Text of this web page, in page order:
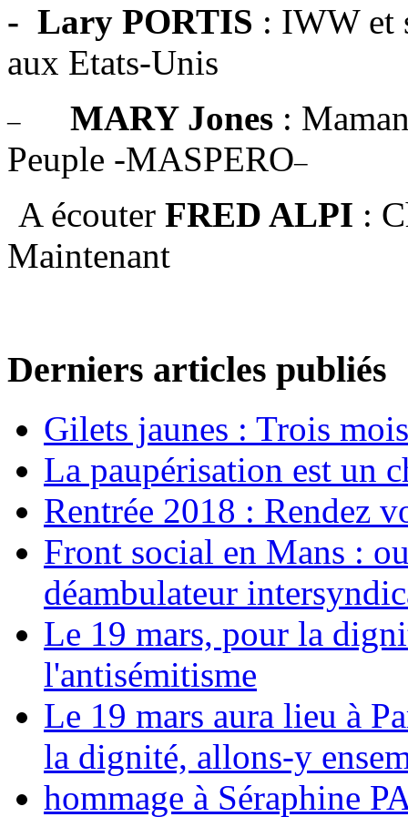
- Lary PORTIS : IWW et
aux Etats-Unis
– MARY Jones :
Peuple -MASPERO–
A écouter FRED ALPI :
Maintenant
Derniers articles publiés
Gilets jaunes : Trois
La paupérisation est un
Rentrée 2018 : Rendez
Front social en Mans :
déambulateur
Le 19 mars, pour la
l'antisémitisme
Le 19 mars aura lieu à
la dignité, allons-y
hommage à Séraphine